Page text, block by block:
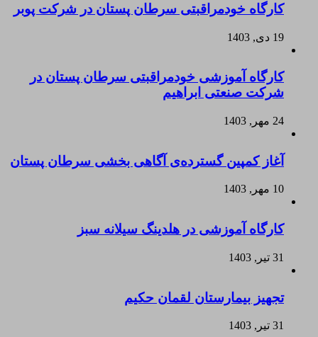
کارگاه خودمراقبتی سرطان پستان در شرکت پوبر
19 دی, 1403
کارگاه آموزشی خودمراقبتی سرطان پستان در
شرکت صنعتی ابراهیم
24 مهر, 1403
آغاز کمپین گسترده‌ی آگاهی بخشی سرطان پستان
10 مهر, 1403
کارگاه آموزشی در هلدینگ سیلانه سبز
31 تیر, 1403
تجهیز بیمارستان لقمان حکیم
31 تیر, 1403